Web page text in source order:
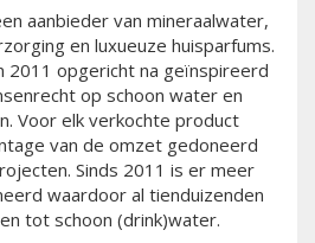
aanbieder van mineraalwater,
en luxueuze huisparfums.
2011 opgericht na geïnspireerd
op schoon water en
Voor elk verkochte product
van de omzet gedoneerd
Sinds 2011 is er meer
waardoor al tienduizenden
tot schoon (drink)water.